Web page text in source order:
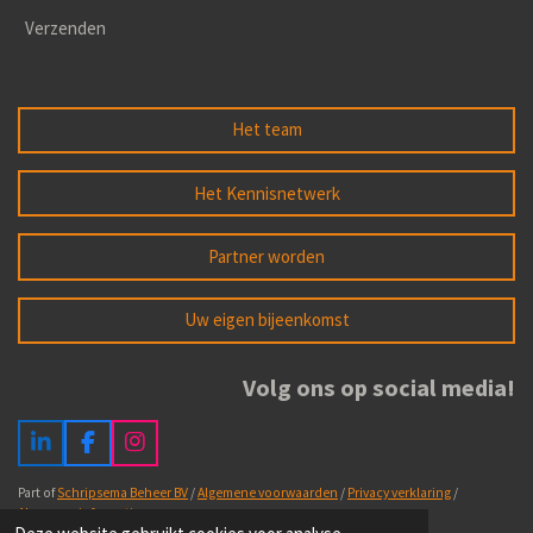
Verzenden
Het team
Het Kennisnetwerk
Partner worden
Uw eigen bijeenkomst
Volg ons op social media!
L
i
n
F
a
c
e
I
n
s
Part ofSchripsema Beheer BV /Algemene voorwaarden / Privacy verklaring /
Algemene informatie